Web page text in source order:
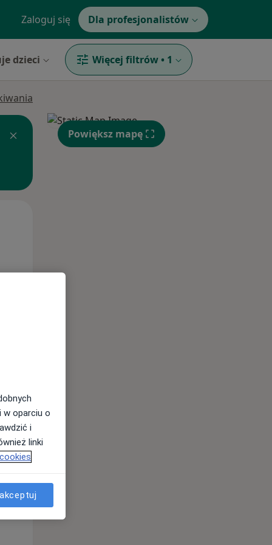
Zaloguj się Dla profesjonalistów
dzieci Więcej filtrów • 1
Śr,
12 Sie
Powiększ mapę
w oparciu o
i
linki